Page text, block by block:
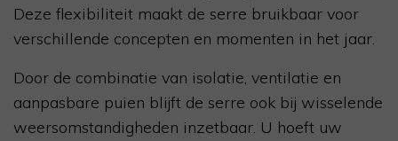
Deze flexibiliteit maakt de serre bruikbaar voor
verschillende concepten en momenten in het jaar.
Door de combinatie van isolatie, ventilatie en
aanpasbare puien blijft de serre ook bij wisselende
weersomstandigheden inzetbaar. U hoeft uw